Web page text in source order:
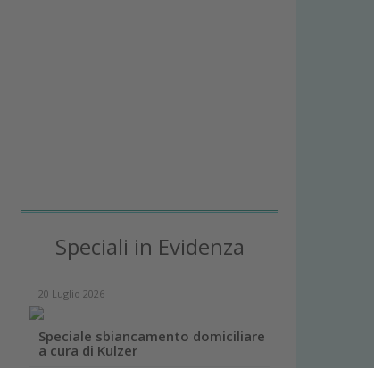
Speciali in Evidenza
20 Luglio 2026
Speciale sbiancamento domiciliare
a cura di Kulzer